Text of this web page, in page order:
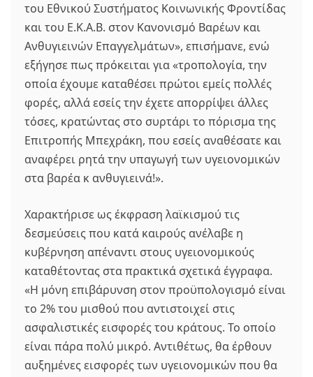
του Εθνικού Συστήματος Κοινωνικής Φροντίδας
και του Ε.Κ.Α.Β. στον Κανονισμό Βαρέων και
Ανθυγιεινών Επαγγελμάτων», επισήμανε, ενώ
εξήγησε πως πρόκειται για «τροπολογία, την
οποία έχουμε καταθέσει πρώτοι εμείς πολλές
φορές, αλλά εσείς την έχετε απορρίψει άλλες
τόσες, κρατώντας στο συρτάρι το πόρισμα της
Επιτροπής Μπεχράκη, που εσείς αναθέσατε και
αναφέρει ρητά την υπαγωγή των υγειονομικών
στα βαρέα κ ανθυγιεινά!».
Χαρακτήρισε ως έκφραση λαϊκισμού τις
δεσμεύσεις που κατά καιρούς ανέλαβε η
κυβέρνηση απέναντι στους υγειονομικούς
καταθέτοντας στα πρακτικά σχετικά έγγραφα.
«Η μόνη επιβάρυνση στον προϋπολογισμό είναι
το 2% του μισθού που αντιστοιχεί στις
ασφαλιστικές εισφορές του κράτους. Το οποίο
είναι πάρα πολύ μικρό. Αντιθέτως, θα έρθουν
αυξημένες εισφορές των υγειονομικών που θα